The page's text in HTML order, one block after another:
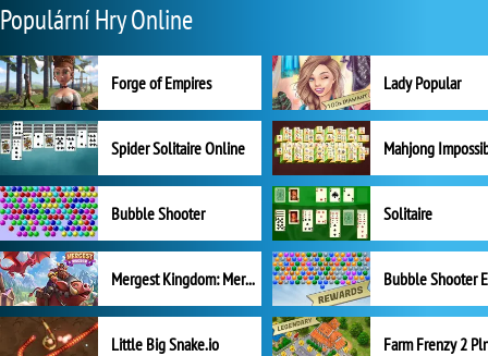
Populární Hry Online
Forge of Empires Lady Popular
Spider Solitaire Online Mahjong
Bubble Shooter Solitaire
Mergest Kingdom: Merge Puzzle
Little Big Snake.io